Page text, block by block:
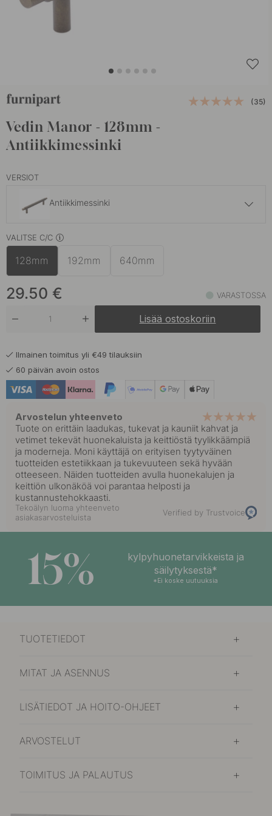
(35)
Vedin Manor - 128mm -
Antiikkimessinki
VERSIOT
Antiikkimessinki
Kulta
Mattamusta
VALITSE C/C
128mm 192mm 640mm
29.50 € VARASTOSSA
Lisää ostoskoriin
Ilmainen toimitus yli €49 tilauksiin
60 päivän avoin ostos
Arvostelun yhteenveto
Tuote on erittäin laadukas, tukevat ja kauniit kahvat ja
vetimet tekevät huonekaluista ja keittiöstä tyylikkäämpiä
ja moderneja. Moni käyttäjä on erityisen tyytyväinen
tuotteiden estetiikkaan ja tukevuuteen sekä hyvään
otteeseen. Näiden tuotteiden avulla huonekalujen ja
keittiön ulkonäköä voi parantaa helposti ja
kustannustehokkaasti.
Tekoälyn luoma yhteenveto
asiakasarvosteluista
Verified by Trustvoice
15%
kylpyhuonetarvikkeista ja
säilytyksestä*
*Ei koske uutuuksia
TUOTETIEDOT
MITAT JA ASENNUS
LISÄTIEDOT JA HOITO-OHJEET
ARVOSTELUT
TOIMITUS JA PALAUTUS